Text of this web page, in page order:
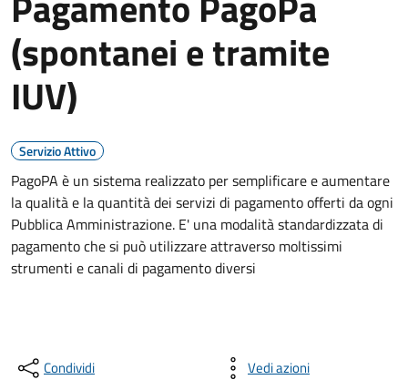
(spontanei e tramite
IUV)
Servizio Attivo
PagoPA è un sistema realizzato per semplificare e aumentare
la qualità e la quantità dei servizi di pagamento offerti da ogni
Pubblica Amministrazione. E' una modalità standardizzata di
pagamento che si può utilizzare attraverso moltissimi
strumenti e canali di pagamento diversi
Condividi Vedi azioni